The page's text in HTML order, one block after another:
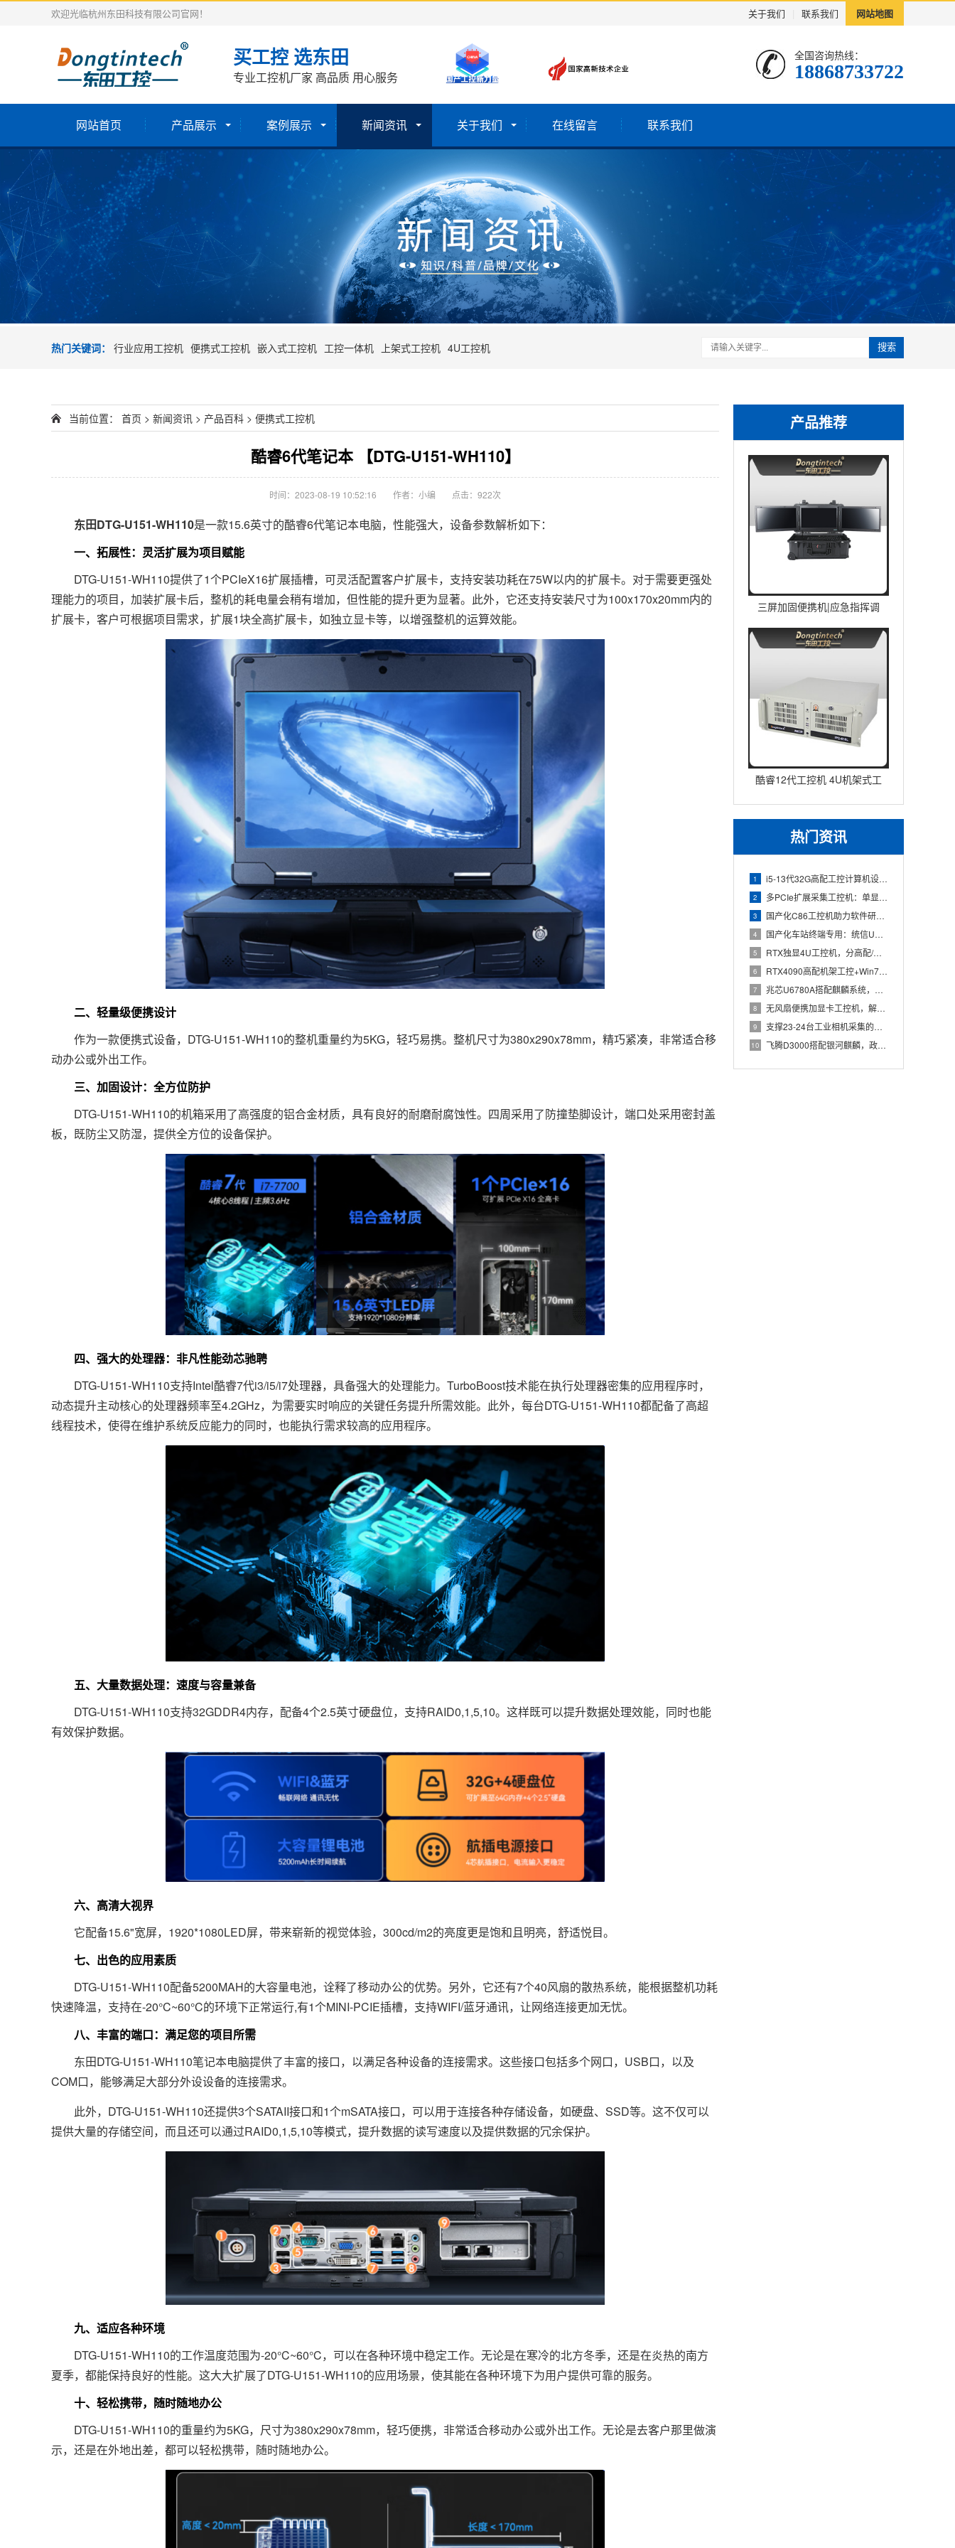
关于我们 联系我们 网站地图
欢迎光临杭州东田科技有限公司官网！
买工控 选东田
专业工控机厂家 高品质 用心服务
全国咨询热线：
18868733722
网站首页 产品展示 案例展示 新闻资讯 关于我们 在线留言 联系我们
热门关键词： 行业应用工控机 便携式工控机 嵌入式工控机 工控一体机 上架式工控机 4U工控机 搜索
产品推荐
三屏加固便携机|应急指挥调
度台移动终端|DTG-U1713-
酷睿12代工控机 4U机架式工
业控制器 DT-610L-IZ
热门资讯
1 i5-13代32G高配工控计算机设备，智能制造工位整机显示成
2 多PCIe扩展采集工控机：单显卡+多路采集卡高性价比方案
3 国产化C86工控机助力软件研发：从需求分析到落地部署
4 国产化车站终端专用：统信UOS兆芯八核嵌入式轨交工控机落地方
5 RTX独显4U工控机，分高配/低配适配无人机作业全场景
6 RTX4090高配机架工控+Win7加固笔记本，航空测控硬件
7 兆芯U6780A搭配麒麟系统，国产化工控机赋能航站楼航显调度
8 无风扇便携加显卡工控机，解决户外高波特率串口采集难题
9 支撑23-24台工业相机采集的高配置工控机解决方案推荐
10 飞腾D3000搭配银河麒麟，政务办公国产飞腾工控机落地方案
当前位置： 首页 > 新闻资讯 > 产品百科 > 便携式工控机
酷睿6代笔记本 【DTG-U151-WH110】
时间：2023-08-19 10:52:16 作者：小编 点击： 922次
东田DTG-U151-WH110是一款15.6英寸的酷睿6代笔记本电脑，性能强大，设备参数解析如下：
一、拓展性：灵活扩展为项目赋能
DTG-U151-WH110提供了1个PCIeX16扩展插槽，可灵活配置客户扩展卡，支持安装功耗在75W以内的扩展卡。对于需要更强处
理能力的项目，加装扩展卡后，整机的耗电量会稍有增加，但性能的提升更为显著。此外，它还支持安装尺寸为100x170x20mm内的
扩展卡，客户可根据项目需求，扩展1块全高扩展卡，如独立显卡等，以增强整机的运算效能。
二、轻量级便携设计
作为一款便携式设备，DTG-U151-WH110的整机重量约为5KG，轻巧易携。整机尺寸为380x290x78mm，精巧紧凑，非常适合移
动办公或外出工作。
三、加固设计：全方位防护
DTG-U151-WH110的机箱采用了高强度的铝合金材质，具有良好的耐磨耐腐蚀性。四周采用了防撞垫脚设计，端口处采用密封盖
板，既防尘又防湿，提供全方位的设备保护。
四、强大的处理器：非凡性能劲芯驰聘
DTG-U151-WH110支持Intel酷睿7代i3/i5/i7处理器，具备强大的处理能力。TurboBoost技术能在执行处理器密集的应用程序时，
动态提升主动核心的处理器频率至4.2GHz，为需要实时响应的关键任务提升所需效能。此外，每台DTG-U151-WH110都配备了高超
线程技术，使得在维护系统反应能力的同时，也能执行需求较高的应用程序。
五、大量数据处理：速度与容量兼备
DTG-U151-WH110支持32GDDR4内存，配备4个2.5英寸硬盘位，支持RAID0,1,5,10。这样既可以提升数据处理效能，同时也能
有效保护数据。
六、高清大视界
它配备15.6"宽屏，1920*1080LED屏，带来崭新的视觉体验，300cd/m2的亮度更是饱和且明亮，舒适悦目。
七、出色的应用素质
DTG-U151-WH110配备5200MAH的大容量电池，诠释了移动办公的优势。另外，它还有7个40风扇的散热系统，能根据整机功耗
快速降温，支持在-20°C~60°C的环境下正常运行,有1个MINI-PCIE插槽，支持WIFI/蓝牙通讯，让网络连接更加无忧。
八、丰富的端口：满足您的项目所需
东田DTG-U151-WH110笔记本电脑提供了丰富的接口，以满足各种设备的连接需求。这些接口包括多个网口，USB口，以及
COM口，能够满足大部分外设设备的连接需求。
此外，DTG-U151-WH110还提供3个SATAII接口和1个mSATA接口，可以用于连接各种存储设备，如硬盘、SSD等。这不仅可以
提供大量的存储空间，而且还可以通过RAID0,1,5,10等模式，提升数据的读写速度以及提供数据的冗余保护。
九、适应各种环境
DTG-U151-WH110的工作温度范围为-20°C~60°C，可以在各种环境中稳定工作。无论是在寒冷的北方冬季，还是在炎热的南方
夏季，都能保持良好的性能。这大大扩展了DTG-U151-WH110的应用场景，使其能在各种环境下为用户提供可靠的服务。
十、轻松携带，随时随地办公
DTG-U151-WH110的重量约为5KG，尺寸为380x290x78mm，轻巧便携，非常适合移动办公或外出工作。无论是去客户那里做演
示，还是在外地出差，都可以轻松携带，随时随地办公。